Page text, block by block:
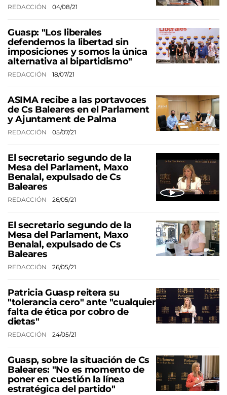
REDACCIÓN 04/08/21
Guasp: "Los liberales
defendemos la libertad sin
imposiciones y somos la única
alternativa al bipartidismo"
REDACCIÓN 18/07/21
ASIMA recibe a las portavoces
de Cs Baleares en el Parlament
y Ajuntament de Palma
REDACCIÓN 05/07/21
El secretario segundo de la
Mesa del Parlament, Maxo
Benalal, expulsado de Cs
Baleares
REDACCIÓN 26/05/21
El secretario segundo de la
Mesa del Parlament, Maxo
Benalal, expulsado de Cs
Baleares
REDACCIÓN 26/05/21
Patricia Guasp reitera su
"tolerancia cero" ante "cualquier
falta de ética por cobro de
dietas"
REDACCIÓN 24/05/21
Guasp, sobre la situación de Cs
Baleares: "No es momento de
poner en cuestión la línea
estratégica del partido"